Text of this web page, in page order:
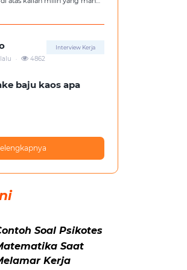
Interview Kerja
. 4862
baju kaos apa
Soal Psikotes
Saat
Kerja